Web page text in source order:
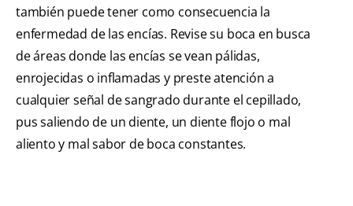
también puede tener como consecuencia la
enfermedad de las encías. Revise su boca en busca
de áreas donde las encías se vean pálidas,
enrojecidas o inflamadas y preste atención a
cualquier señal de sangrado durante el cepillado,
pus saliendo de un diente, un diente flojo o mal
aliento y mal sabor de boca constantes.